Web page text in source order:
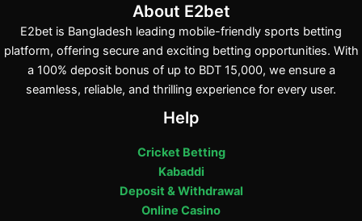
About E2bet
E2bet is Bangladesh leading mobile-friendly sports betting
platform, offering secure and exciting betting opportunities. With
a 100% deposit bonus of up to BDT 15,000, we ensure a
seamless, reliable, and thrilling experience for every user.
Help
Cricket Betting
Kabaddi
Deposit & Withdrawal
Online Casino